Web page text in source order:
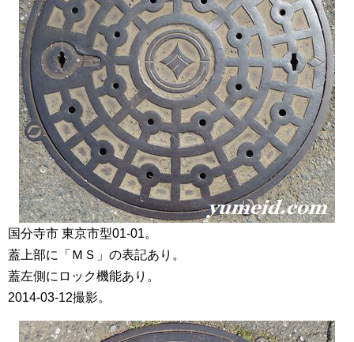
国分寺市 東京市型01-01。
蓋上部に「ＭＳ」の表記あり。
蓋左側にロック機能あり。
2014-03-12撮影。